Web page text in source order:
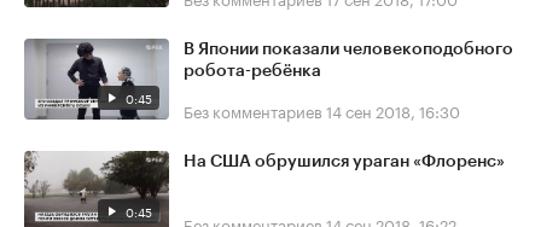
0:45
В Японии показали человекоподобного
робота-ребёнка
Без комментариев 14 сен 2018, 16:30
0:45
На США обрушился ураган «Флоренс»